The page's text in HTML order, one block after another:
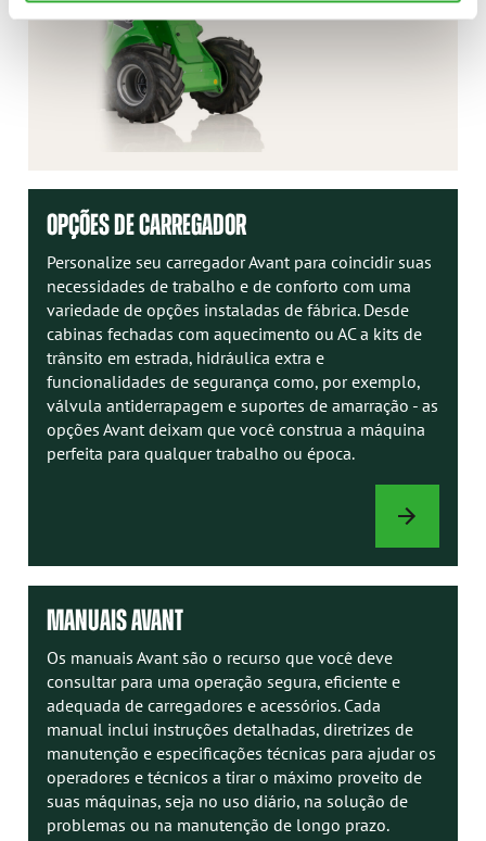
OPÇÕES DE CARREGADOR
Personalize seu carregador Avant para coincidir suas
necessidades de trabalho e de conforto com uma
variedade de opções instaladas de fábrica. Desde
cabinas fechadas com aquecimento ou AC a kits de
trânsito em estrada, hidráulica extra e
funcionalidades de segurança como, por exemplo,
válvula antiderrapagem e suportes de amarração - as
opções Avant deixam que você construa a máquina
perfeita para qualquer trabalho ou época.
OPÇÕES
CARREGADOR
MANUAIS AVANT
Os manuais Avant são o recurso que você deve
consultar para uma operação segura, eficiente e
adequada de carregadores e acessórios. Cada
manual inclui instruções detalhadas, diretrizes de
manutenção e especificações técnicas para ajudar os
operadores e técnicos a tirar o máximo proveito de
suas máquinas, seja no uso diário, na solução de
problemas ou na manutenção de longo prazo.